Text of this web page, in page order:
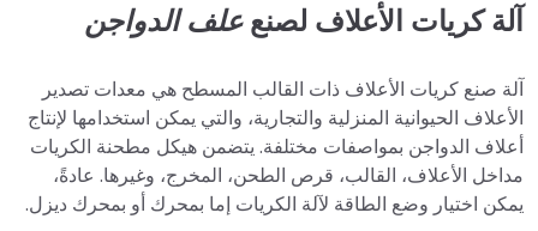
آلة كريات الأعلاف لصنععلف الدواجن
آلة صنع كريات الأعلاف ذات القالب المسطح هي معدات تصدير
الأعلاف الحيوانية المنزلية والتجارية، والتي يمكن استخدامها لإنتاج
أعلاف الدواجن بمواصفات مختلفة. يتضمن هيكل مطحنة الكريات
مداخل الأعلاف، القالب، قرص الطحن، المخرج، وغيرها. عادةً،
يمكن اختيار وضع الطاقة لآلة الكريات إما بمحرك أو بمحرك ديزل.